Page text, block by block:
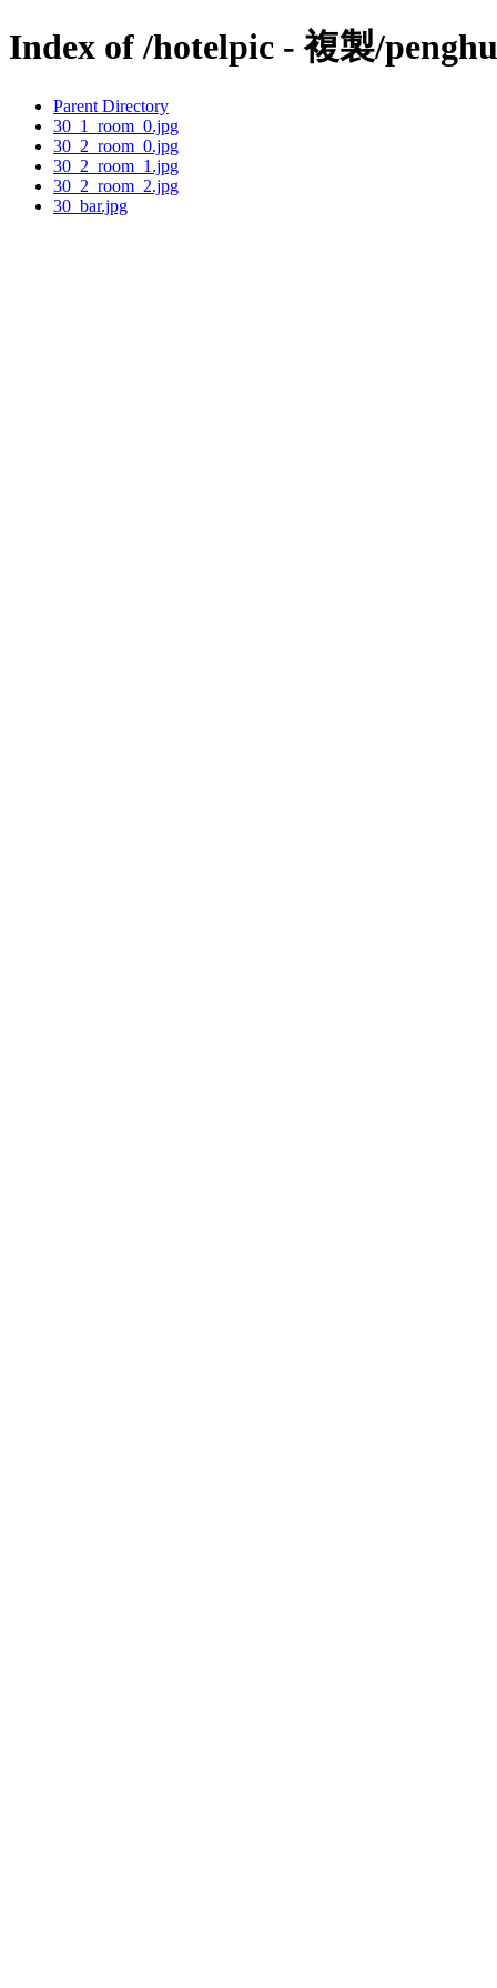
Index of /hotelpic - 複製/
Parent Directory
30_1_room_0.jpg
30_2_room_0.jpg
30_2_room_1.jpg
30_2_room_2.jpg
30_bar.jpg